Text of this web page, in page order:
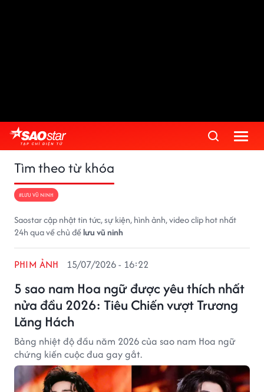
Tìm theo từ khóa
#LƯU VŨ NINH
Saostar cập nhật tin tức, sự kiện, hình ảnh, video clip hot nhất
24h qua về chủ đềlưu vũ ninh
5 sao nam Hoa ngữ được yêu thích nhất
nửa đầu 2026: Tiêu Chiến vượt Trương
Lăng Hách
PHIM ẢNH 15/07/2026 - 16:22
Bảng nhiệt độ đầu năm 2026 của sao nam Hoa ngữ
chứng kiến cuộc đua gay gắt.